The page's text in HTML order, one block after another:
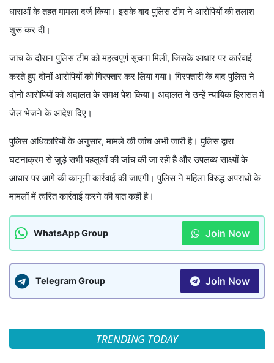
धाराओं के तहत मामला दर्ज किया। इसके बाद पुलिस टीम ने आरोपियों की तलाश
शुरू कर दी।
जांच के दौरान पुलिस टीम को महत्वपूर्ण सूचना मिली, जिसके आधार पर कार्रवाई
करते हुए दोनों आरोपियों को गिरफ्तार कर लिया गया। गिरफ्तारी के बाद पुलिस ने
दोनों आरोपियों को अदालत के समक्ष पेश किया। अदालत ने उन्हें न्यायिक हिरासत में
जेल भेजने के आदेश दिए।
पुलिस अधिकारियों के अनुसार, मामले की जांच अभी जारी है। पुलिस द्वारा
घटनाक्रम से जुड़े सभी पहलुओं की जांच की जा रही है और उपलब्ध साक्ष्यों के
आधार पर आगे की कानूनी कार्रवाई की जाएगी। पुलिस ने महिला विरुद्ध अपराधों के
मामलों में त्वरित कार्रवाई करने की बात कही है।
WhatsApp Group Join Now
Telegram Group Join Now
TRENDING TODAY